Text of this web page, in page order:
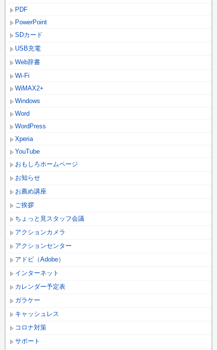
PDF
PowerPoint
SDカード
USB充電
Web辞書
Wi-Fi
WiMAX2+
Windows
Word
WordPress
Xperia
YouTube
おもしろホームページ
お知らせ
お薦め講座
ご挨拶
ちょっと見スタッフ会議
アクションカメラ
アクションセンター
アドビ（Adobe）
インターネット
カレンダー予定表
ガラケー
キャッシュレス
コロナ対策
サポート